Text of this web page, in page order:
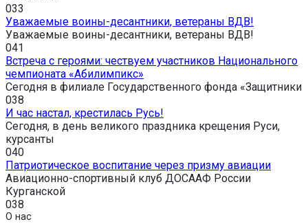
033
Уважаемые воины-десантники, ветераны ВДВ!
Уважаемые воины-десантники, ветераны ВДВ!
041
Встреча с героями: чествуем участников Национального
чемпионата «Абилимпикс»
Сегодня в филиале Государственного фонда «Защитники
038
И час настал, крестилась Русь!
Сегодня, в день великого праздника крещения Руси,
курсанты
040
Патриотическое воспитание через призму авиации
Авиационно-спортивный клуб ДОСААФ России
Курганской
038
О нас